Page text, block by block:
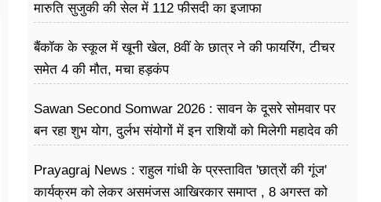
मारुति सुजुकी की सेल में 112 फीसदी का इजाफा
बैंकॉक के स्कूल में खूनी खेल, 8वीं के छात्र ने की फायरिंग, टीचर
समेत 4 की मौत, मचा हड़कंप
Sawan Second Somwar 2026 : सावन के दूसरे सोमवार पर
बन रहा शुभ योग, दुर्लभ संयोगों में इन राशियों को मिलेगी महादेव की
Prayagraj News : राहुल गांधी के प्रस्तावित 'छात्रों की गूंज'
कार्यक्रम को लेकर असमंजस आखिरकार समाप्त , 8 अगस्त को